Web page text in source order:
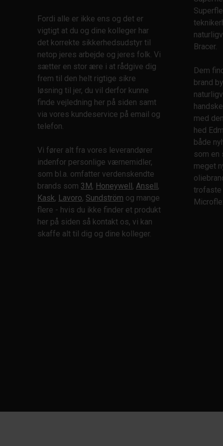
Støvmasker
Svejse
Svejseskærme
Svejsetøj
Såler
Tasker
Tekniker
Træsko
Turbodrevet
Ørepropper
Åndedrætsværn
reservedele
Åndedrætsværn
tilbehør
EN12841
EN12941
EN12942
EN13034
EN14126
EN14387
EN14404
EN14594
EN14605
EN50354
EN50365
EN61340-5-1
ENISO374-1
ENISO374-5
ENISO6530
ENISO10819
IP66
Fordi alle er ikke ens og det er
vigtigt at du og dine kolleger har
det korrekte sikkerhedsudstyr til
netop jeres arbejde og jeres folk. Vi
sætter en stor ære i at rådgive dig
frem til den helt rigtige sikre
løsning til jer, du vil derfor kunne
finde vejledning her på siden samt
via vores kundeservice på email og
telefon.
Vi fører alt fra vores leverandører
indenfor personlige værnemidler,
som bl.a. omfatter verdenskendte
brands som 3M, Honeywell ,Ansell ,
Kask, Lavoro, Sundström og mange
flere - hvis du ikke finder et produkt
her på siden så kontakt os, vi kan
skaffe alt til dig og dine kolleger.
Bracer.
Dem
brand
med
hed
både
som en
meget
trofaste